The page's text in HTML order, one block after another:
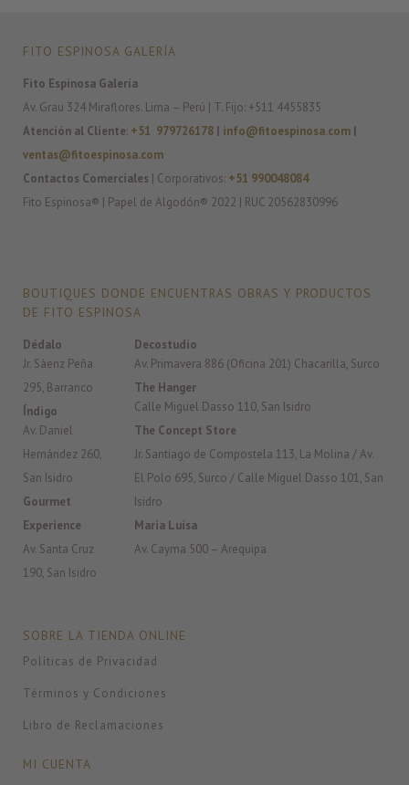
FITO ESPINOSA GALERÍA
Fito Espinosa Galería
Av. Grau 324 Miraflores. Lima – Perú | T. Fijo: +511 4455835
Atención al Cliente: +51 979726178 | info@fitoespinosa.com |
ventas@fitoespinosa.com
Contactos Comerciales | Corporativos: +51 990048084
Fito Espinosa® | Papel de Algodón® 2022 | RUC 20562830996
BOUTIQUES DONDE ENCUENTRAS OBRAS Y PRODUCTOS
DE FITO ESPINOSA
Dédalo
Jr. Sáenz Peña
295, Barranco
Índigo
Av. Daniel
Hernández 260,
San Isidro
Gourmet
Experience
Av. Santa Cruz
190, San Isidro
Decostudio
Av. Primavera 886 (Oficina 201) Chacarilla, Surco
The Hanger
Calle Miguel Dasso 110, San Isidro
The Concept Store
Jr. Santiago de Compostela 113, La Molina / Av.
El Polo 695, Surco / Calle Miguel Dasso 101, San
Isidro
Maria Luisa
Av. Cayma 500 – Arequipa
SOBRE LA TIENDA ONLINE
Políticas de Privacidad
Términos y Condiciones
Libro de Reclamaciones
MI CUENTA